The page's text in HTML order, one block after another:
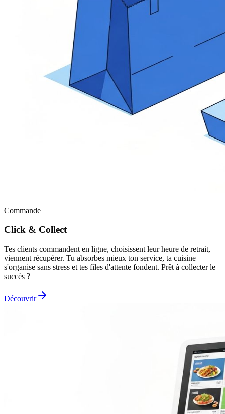
Commande
Click & Collect
Tes clients commandent en ligne, choisissent leur heure de retrait,
viennent récupérer. Tu absorbes mieux ton service, ta cuisine
s'organise sans stress et tes files d'attente fondent. Prêt à collecter le
succès ?
Découvrir